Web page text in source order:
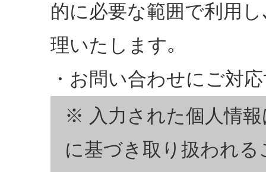
的に必要な範囲で利用
理いたします｡
・お問い合わせにご対
※ 入力された個人情報
に基づき取り扱われ